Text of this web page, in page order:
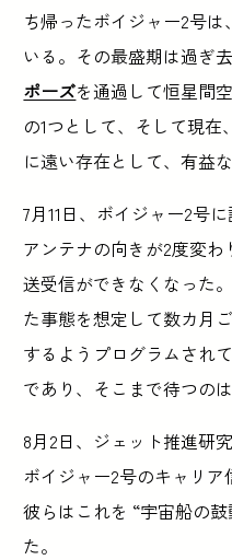
ち帰ったボイジャー2号
いる。その最盛期は過ぎ
ポーズを通過して恒星間
の1つとして、そして現在
に遠い存在として、有益
7月11日、ボイジャー2号
アンテナの向きが2度変
送受信ができなくなった
た事態を想定して数カ月
するようプログラムされ
であり、そこまで待つの
8月2日、ジェット推進研
ボイジャー2号のキャリア
彼らはこれを “宇宙船の
た。